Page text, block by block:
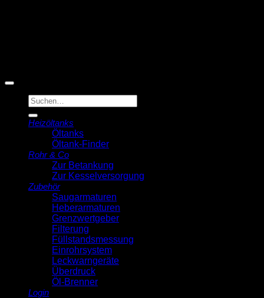
Suche
nach:
Heizöltanks
Öltanks
Öltank-Finder
Rohr & Co
Zur Betankung
Zur Kesselversorgung
Zubehör
Saugarmaturen
Heberarmaturen
Grenzwertgeber
Filterung
Füllstandsmessung
Einrohrsystem
Leckwarngeräte
Überdruck
Öl-Brenner
Login